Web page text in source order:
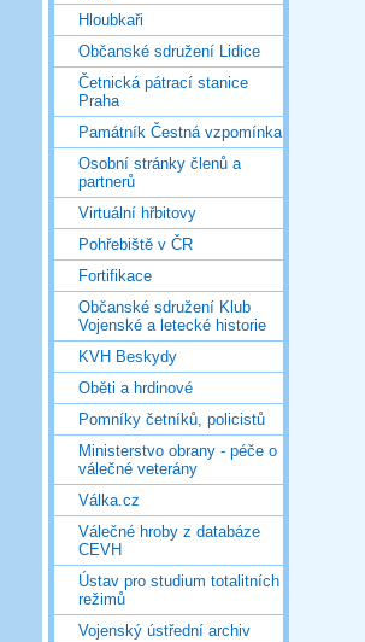
Hloubkaři
Občanské sdružení Lidice
Četnická pátrací stanice
Praha
Památník Čestná vzpomínka
Osobní stránky členů a
partnerů
Virtuální hřbitovy
Pohřebiště v ČR
Fortifikace
Občanské sdružení Klub
Vojenské a letecké historie
KVH Beskydy
Oběti a hrdinové
Pomníky četníků, policistů
Ministerstvo obrany - péče o
válečné veterány
Válka.cz
Válečné hroby z databáze
CEVH
Ústav pro studium totalitních
režimů
Vojenský ústřední archiv